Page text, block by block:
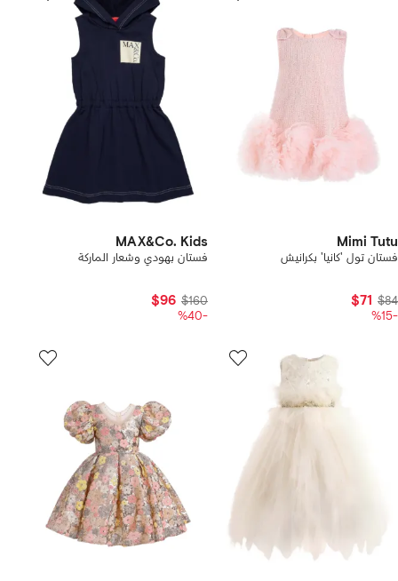
Mimi Tutu
فستان تول 'كانيا' بكرانيش
$84
$71
-%15
MAX&Co. Kids
فستان بهودي وشعار الماركة
$160
$96
-%40